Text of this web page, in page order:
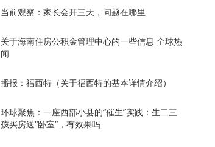
当前观察：家长会开三天，问题在哪里
关于海南住房公积金管理中心的一些信息 全球热
闻
播报：福西特（关于福西特的基本详情介绍）
环球聚焦：一座西部小县的“催生”实践：生二三
孩买房送“卧室”，有效果吗